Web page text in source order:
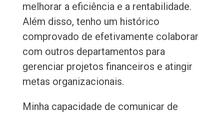
melhorar a eficiência e a rentabilidade.
Além disso, tenho um histórico
comprovado de efetivamente colaborar
com outros departamentos para
gerenciar projetos financeiros e atingir
metas organizacionais.
Minha capacidade de comunicar de